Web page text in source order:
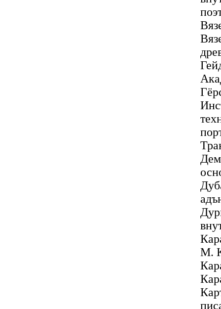
М.